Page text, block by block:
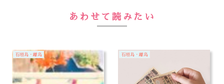
あわせて読みたい
石垣島・離島 石垣島・離島